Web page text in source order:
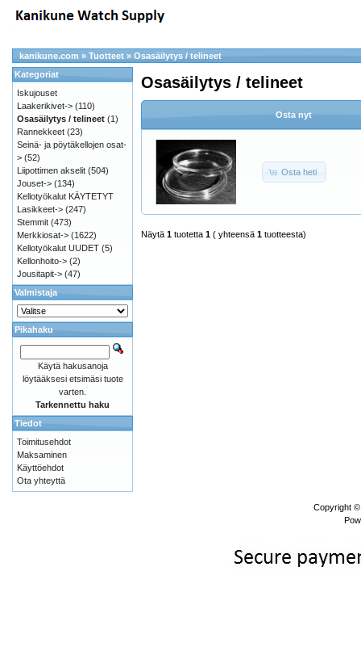
kanikune.com » Tuotteet » Osasäilytys / telineet
Osasäilytys / telineet
Osta nyt
Osta heti
Näytä 1 tuotetta 1 ( yhteensä 1 tuotteesta)
Kategoriat
Iskujouset
Laakerikivet-> (110)
Osasäilytys / telineet (1)
Rannekkeet (23)
Seinä- ja pöytäkellojen osat-
> (52)
Liipottimen akselit (504)
Jouset-> (134)
Kellotyökalut KÄYTETYT
Lasikkeet-> (247)
Stemmit (473)
Merkkiosat-> (1622)
Kellotyökalut UUDET (5)
Kellonhoito-> (2)
Jousitapit-> (47)
Valmistaja
Pikahaku
Käytä hakusanoja
löytääksesi etsimäsi tuote
varten.
Tarkennettu haku
Tiedot
Toimitusehdot
Maksaminen
Käyttöehdot
Ota yhteyttä
Copyright